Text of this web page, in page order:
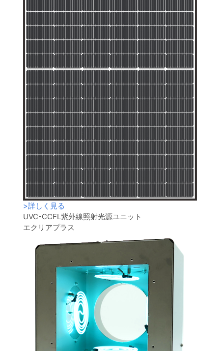
>詳しく見る
UVC-CCFL紫外線照射光源ユニット
エクリアプラス